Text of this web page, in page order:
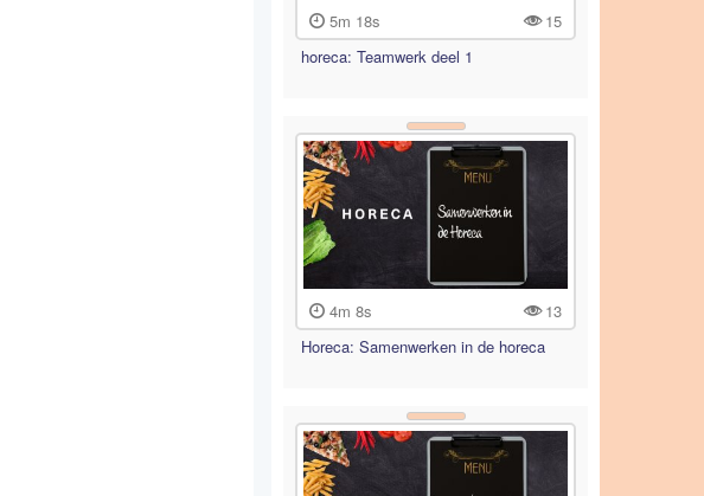
5m 18s
15
horeca: Teamwerk deel 1
4m 8s
13
Horeca: Samenwerken in de horeca